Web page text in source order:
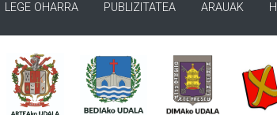
LEGE OHARRA PUBLIZITATEA ARAUAK